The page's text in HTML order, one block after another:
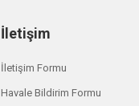
İletişim
İletişim Formu
Havale Bildirim Formu